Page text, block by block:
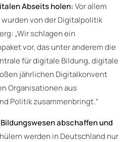
Abseits holen:Vor allem
von der Digitalpolitik
„Wir schlagen ein
vor, das unter anderem die
für digitale Bildung, digitale
jährlichen Digitalkonvent
Organisationen aus
Politik zusammenbringt.“
abschaffen und
werden in Deutschland nur